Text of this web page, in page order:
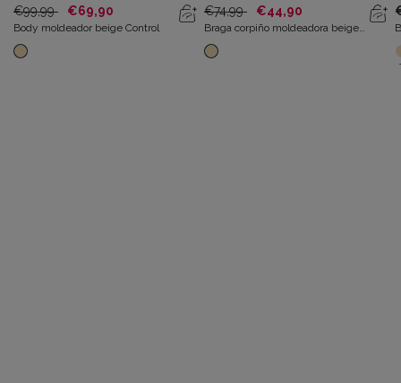
€99,99 €69,90
Body moldeador beige Control
€74,99 €44,90
Braga corpiño moldeadora beige